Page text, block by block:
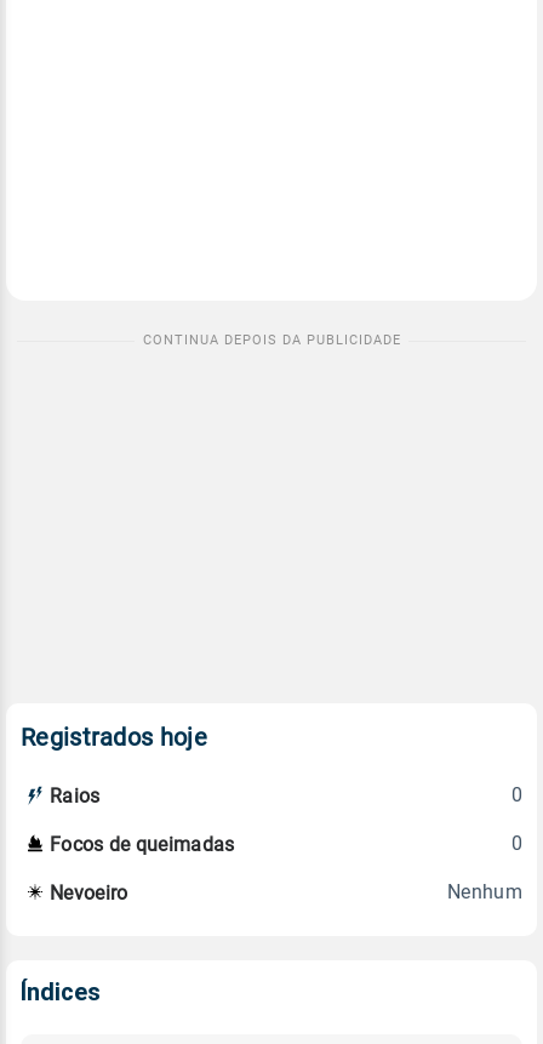
Registrados hoje
Raios 0
Focos de queimadas 0
Nevoeiro Nenhum
Índices